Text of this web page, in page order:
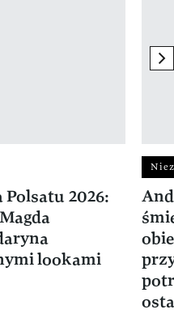
2026:
lookami